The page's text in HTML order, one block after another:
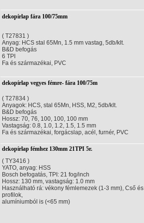
dekopírlap fára 100/75mm
( T27831 )
Anyag: HCS stal 65Mn, 1.5 mm vastag, 5db/klt.
B&D befogás
6 TPI
Fa és származékai, PVC
dekopírlap vegyes fémre- fára 100/75m
( T27834 )
Anyagok: HCS, stal 65Mn, HSS, M2, 5db/klt.
B&D befogás
Hossz: 70, 76, 100, 100, 100 mm
Vastagság: 0.8, 1.0, 1.2, 1.5, 1.5 mm
Fa és származékai, forgácslap, acél, furnér, PVC
dekopírlap fémhez 130mm 21TPI 5r.
( TY3416 )
YATO, anyag: HSS
Bosch befogatás, TPI: 21 fog/inch
Hossz: 130 mm, vastagság: 1.0 mm
Használható rá: vékony fémlemezek (1-3 mm), Cső és
profilok,
alumíniumból is (<65 mm)